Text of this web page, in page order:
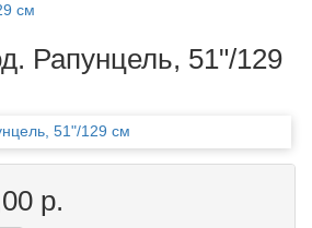
см
Рапунцель, 51"/129
р.